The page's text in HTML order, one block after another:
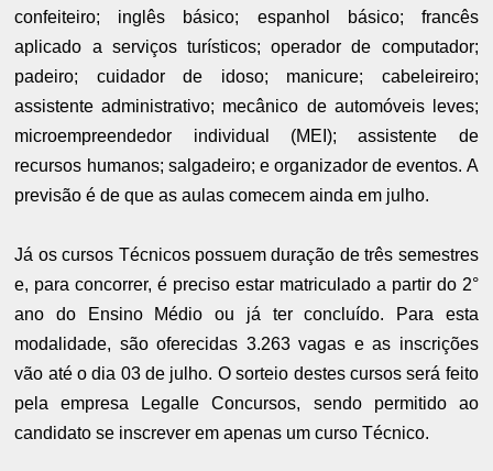
confeiteiro; inglês básico; espanhol básico; francês
aplicado a serviços turísticos; operador de computador;
padeiro; cuidador de idoso; manicure; cabeleireiro;
assistente administrativo; mecânico de automóveis leves;
microempreendedor individual (MEI); assistente de
recursos humanos; salgadeiro; e organizador de eventos. A
previsão é de que as aulas comecem ainda em julho.
Já os cursos Técnicos possuem duração de três semestres
e, para concorrer, é preciso estar matriculado a partir do 2°
ano do Ensino Médio ou já ter concluído. Para esta
modalidade, são oferecidas 3.263 vagas e as inscrições
vão até o dia 03 de julho. O sorteio destes cursos será feito
pela empresa Legalle Concursos, sendo permitido ao
candidato se inscrever em apenas um curso Técnico.